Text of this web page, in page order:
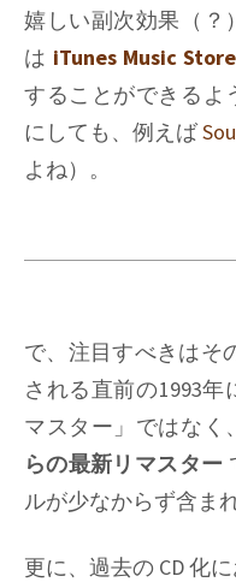
嬉しい副次効果（？
は iTunes Music Store
することができるよ
にしても、例えば
よね）。
で、注目すべきはそ
される直前の1993
マスター」ではなく、
らの最新リマスター
ルが少なからず含ま
更に、過去の CD 化